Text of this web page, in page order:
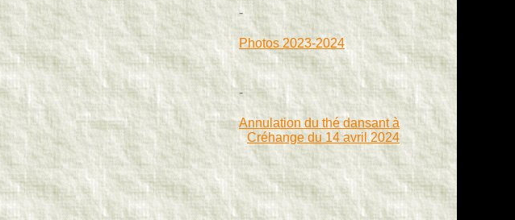
Photos 2023-2024
Annulation du thé dansant à
Créhange du 14 avril 2024